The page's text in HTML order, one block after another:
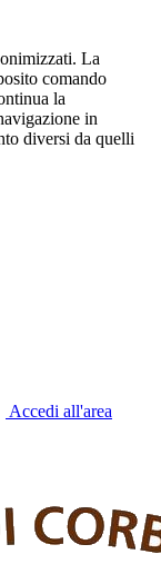
La
comando
la
in
diversi da quelli
Accedi all'area